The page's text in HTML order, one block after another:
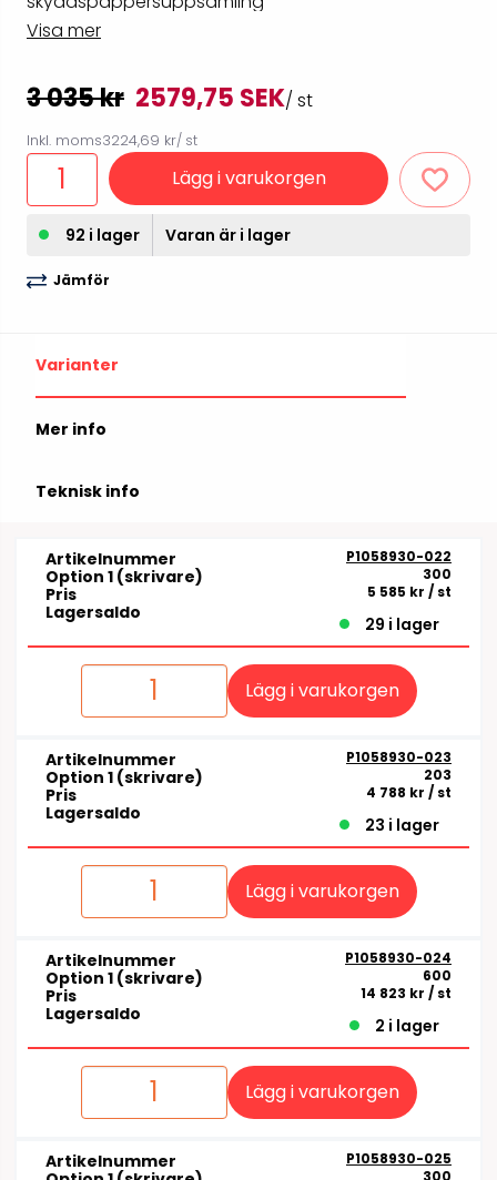
Visa mer
3 035 kr 2579,75 SEK/ st
Inkl. moms3224,69 kr/ st
Lägg i varukorgen
92 i lager Varan är i lager
Jämför
Varianter
Mer info
Teknisk info
Artikelnummer P1058930-022
Option 1 (skrivare) 300
Pris 5 585 kr / st
Lagersaldo
29 i lager
Lägg i varukorgen
Artikelnummer P1058930-023
Option 1 (skrivare) 203
Pris 4 788 kr / st
Lagersaldo
23 i lager
Lägg i varukorgen
Artikelnummer P1058930-024
Option 1 (skrivare) 600
Pris 14 823 kr / st
Lagersaldo
2 i lager
Lägg i varukorgen
Artikelnummer P1058930-025
300